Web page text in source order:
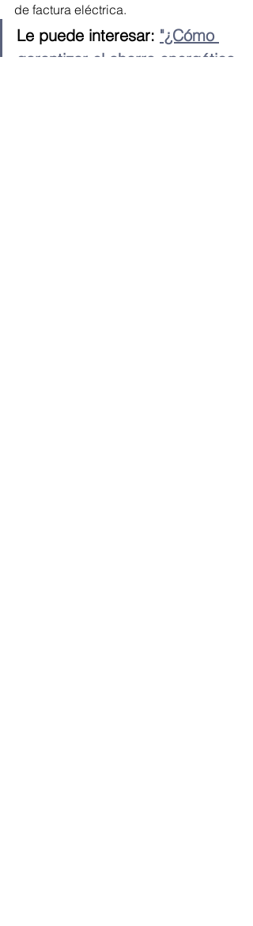
de factura eléctrica.
Le puede interesar: "¿Cómo
garantizar el ahorro energético